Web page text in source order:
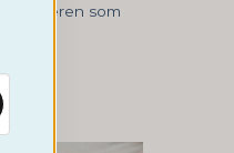
af leveren som